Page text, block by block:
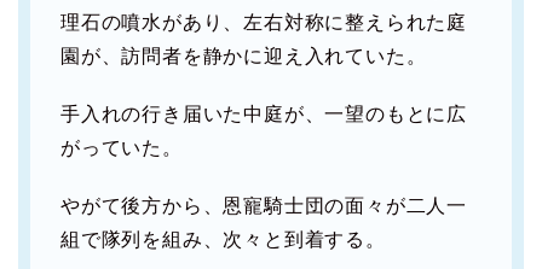
理石の噴水があり、左右対称に整えられた庭
園が、訪問者を静かに迎え入れていた。
手入れの行き届いた中庭が、一望のもとに広
がっていた。
やがて後方から、恩寵騎士団の面々が二人一
組で隊列を組み、次々と到着する。